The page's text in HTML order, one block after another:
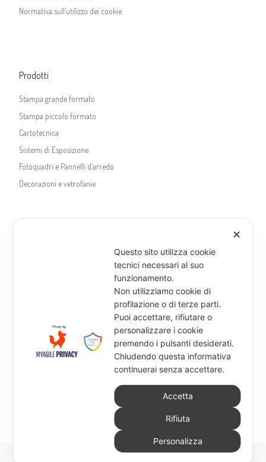
Normativa sull’utilizzo dei cookie
Prodotti
Stampa grande formato
Stampa piccolo formato
Cartotecnica
Sistemi di Esposizione
Fotoquadri e Pannelli d’arredo
Decorazioni e vetrofanie
✕
Questo sito utilizza cookie
tecnici necessari al suo
funzionamento.
Non utilizziamo cookie di
profilazione o di terze parti.
Puoi accettare, rifiutare o
personalizzare i cookie
premendo i pulsanti desiderati.
Chiudendo questa informativa
continuerai senza accettare.
Accetta
Rifiuta
Personalizza